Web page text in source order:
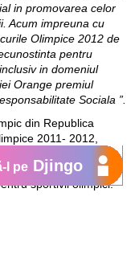
in promovarea celor
Acum impreuna cu
Olimpice 2012 de
pentru
in domeniul
Orange premiul
Sociala ”.
din Republica
2011- 2012,
de transport
jocurile olimpice din
sportivii olimpici.
l pe Djingo